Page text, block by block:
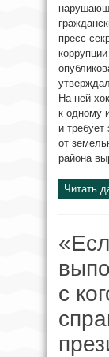
пресс-
На ней
к одному
и требует
от
района
Читать
с